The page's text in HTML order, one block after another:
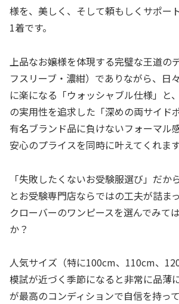
様を、美しく、そして頼もしくサポー
1着です。
上品なお嬢様を体現する完璧な王道の
フスリーブ・濃紺）でありながら、日
に楽になる「ウォッシャブル仕様」と
の実用性を追求した「深めの両サイド
有名ブランド品に負けないフォーマル
安心のプライスを同時に叶えてくれます
「失敗したくないお受験服選び」だか
とお受験専門店ならではの工夫が詰ま
クローバーのワンピースを選んでみて
か？
人気サイズ（特に100cm、110cm、
模試が近づく季節になると非常に品薄
が最高のコンディションで自信を持っ